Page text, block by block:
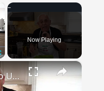
Now Playing
×
The Best Way to Use Italian Frying Peppers